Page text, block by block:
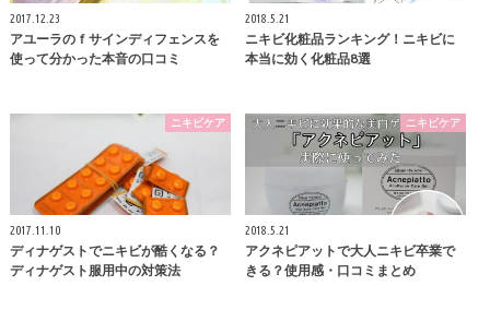
2017.12.23
アユーラのｆサインディフェンスを
使って分かった本音の口コミ
2018.5.21
ニキビ化粧品ランキング！ニキビに
本当に効く化粧品8選
ニキビケア
2017.11.10
ディナゲストでニキビが酷くなる？
ディナゲスト服用中の対策法
ニキビケア
2018.5.21
アクネピアットで大人ニキビ卒業で
きる？使用感・口コミまとめ